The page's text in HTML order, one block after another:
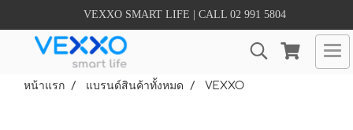
VEXXO SMART LIFE | CALL 02 991 5804
หน้าแรก แบรนด์สินค้าทั้งหมด VEXXO